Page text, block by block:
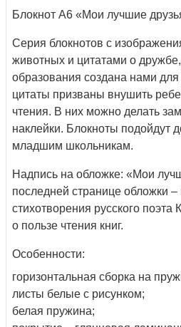
Блокнот А6 «Мои лучшие
Серия блокнотов с
животных и цитатами о дружбе,
образования создана нами
цитаты призваны внушить
чтения. В них можно делать
наклейки. Блокноты подойдут
младшим школьникам.
Надпись на обложке: «Мои
последней странице обложки –
стихотворения русского поэта
о пользе чтения книг.
Особенности:
горизонтальная сборка на
листы белые с рисунком;
белая пружина;